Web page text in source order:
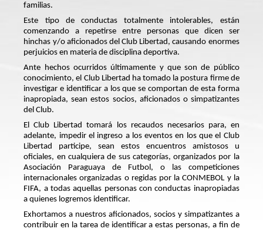
familias.
Este tipo de conductas totalmente intolerables, están
comenzando a repetirse entre personas que dicen ser
hinchas y/o aficionados del Club Libertad, causando enormes
perjuicios en materia de disciplina deportiva.
Ante hechos ocurridos últimamente y que son de público
conocimiento, el Club Libertad ha tomado la postura firme de
investigar e identificar a los que se comportan de esta forma
inapropiada, sean estos socios, aficionados o simpatizantes
del Club.
El Club Libertad tomará los recaudos necesarios para, en
adelante, impedir el ingreso a los eventos en los que el Club
Libertad participe, sean estos encuentros amistosos u
oficiales, en cualquiera de sus categorías, organizados por la
Asociación Paraguaya de Futbol, o las competiciones
internacionales organizadas o regidas por la CONMEBOL y la
FIFA, a todas aquellas personas con conductas inapropiadas
a quienes logremos identificar.
Exhortamos a nuestros aficionados, socios y simpatizantes a
contribuir en la tarea de identificar a estas personas, a fin de